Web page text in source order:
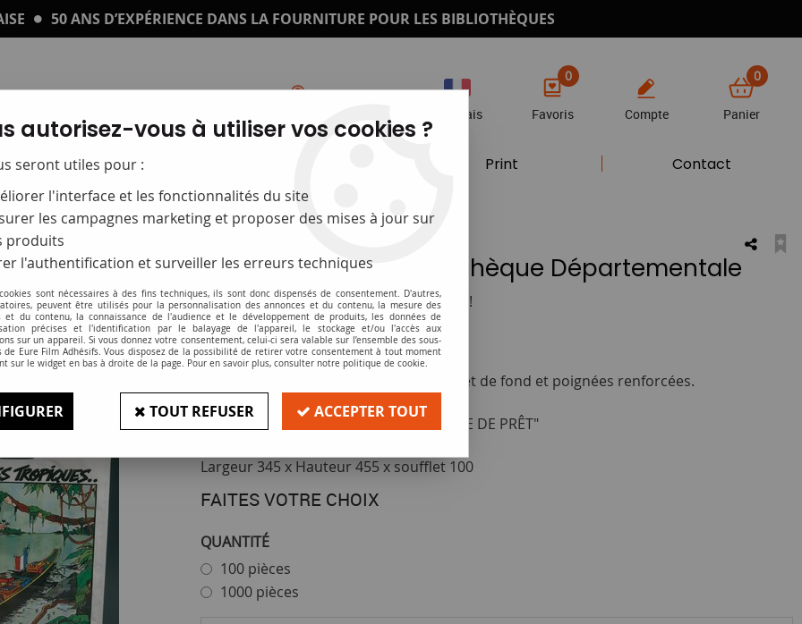
50 ANS D’EXPÉRIENCE DANS LA FOURNITURE POUR LES BIBLIOTHÈQUES
Français
0
Favoris Compte
0
Panier
Catalogue Print Contact
Sacs plastiques Médiathèque Départementale
Soyez le premier à donner votre avis !
À partir de53,94€HT
En polyéthylène 80 microns avec soufflet de fond et poignées renforcées.
Texte : MEDIATHEQUE DEPARTEMENTALE DE PRÊT"
Largeur 345 x Hauteur 455 x soufflet 100
FAITES VOTRE CHOIX
QUANTITÉ
100 pièces
1000 pièces
autorisez-vous à utiliser vos cookies ?
seront utiles pour :
l'interface et les fonctionnalités du site
les campagnes marketing et proposer des mises à jour sur
produits
l'authentification et surveiller les erreurs techniques
sont nécessaires à des fins techniques, ils sont donc dispensés de consentement. D'autres,
peuvent être utilisés pour la personnalisation des annonces et du contenu, la mesure des
et du contenu, la connaissance de l'audience et le développement de produits, les données de
précises et l'identification par le balayage de l'appareil, le stockage et/ou l'accès aux
sur un appareil. Si vous donnez votre consentement, celui-ci sera valable sur l’ensemble des sous-
de Eure Film Adhésifs. Vous disposez de la possibilité de retirer votre consentement à tout moment
sur le widget en bas à droite de la page. Pour en savoir plus, consulter notre politique de cookie.
TOUT REFUSER ACCEPTER TOUT